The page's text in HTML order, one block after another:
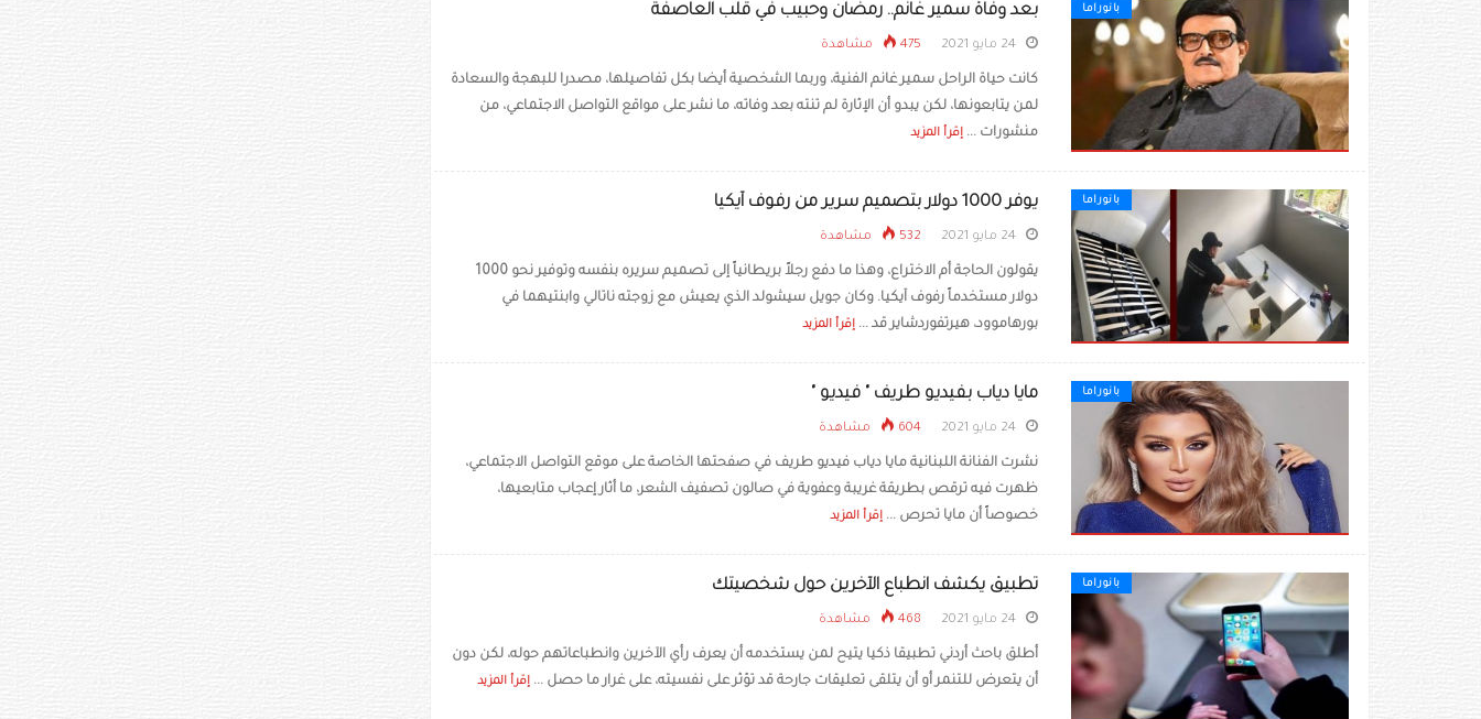
بانوراما بعد وفاة سمير غانم.. رمضان وحبيب في قلب العاصفة
475 مشاهدة
كانت حياة الراحل سمير غانم الفنية، وربما الشخصية أيضا بكل تفاصيلها، مصدرا للبهجة والسعادة
لمن يتابعونها، لكن يبدو أن الإثارة لم تنته بعد وفاته، ما نشر على مواقع التواصل الاجتماعي، من
منشورات ... إقرأ المزيد
بانوراما يوفر 1000 دولار بتصميم سرير من رفوف آيكيا
532 مشاهدة
يقولون الحاجة أم الاختراع، وهذا ما دفع رجلاً بريطانياً إلى تصميم سريره بنفسه وتوفير نحو 1000
دولار مستخدماً رفوف آيكيا. وكان جويل سيشولد الذي يعيش مع زوجته ناتالي وابنتيهما في
بورهاموود، هيرتفوردشاير قد ... إقرأ المزيد
بانوراما مايا دياب بفيديو طريف " فيديو "
604 مشاهدة
نشرت الفنانة اللبنانية ​مايا دياب​ فيديو طريف في صفحتها الخاصة على موقع التواصل الاجتماعي،
ظهرت فيه ترقص بطريقة غريبة وعفوية في صالون تصفيف الشعر، ما أثار إعجاب متابعيها،
خصوصاً أن مايا تحرص ... إقرأ المزيد
بانوراما تطبيق يكشف انطباع الآخرين حول شخصيتك
468 مشاهدة
أطلق باحث أردني تطبيقا ذكيا يتيح لمن يستخدمه أن يعرف رأي الآخرين وانطباعاتهم حوله، لكن دون
أن يتعرض للتنمر أو أن يتلقى تعليقات جارحة قد تؤثر على نفسيته، على غرار ما حصل ... إقرأ المزيد